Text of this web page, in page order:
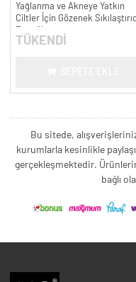
30 ml.
Yağlanma ve Akneye Yatkın
Ciltler İçin Gözenek
Formül
TÜKENDİ
Bu sitede,
kurumlarla kesinlikle
gerçekleşmektedir.
bağlı